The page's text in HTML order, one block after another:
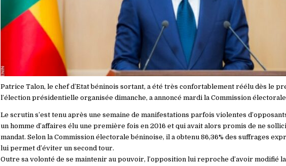
Patrice Talon, le chef d’Etat béninois sortant, a été très confortablement réélu dès le
l’élection présidentielle organisée dimanche, a annoncé mardi la Commission
Le scrutin s’est tenu après une semaine de manifestations parfois violentes
un homme d’affaires élu une première fois en 2016 et qui avait alors promis de ne
mandat. Selon la Commission électorale béninoise, il a obtenu 86,36% des suffrages
lui permet d’éviter un second tour.
Outre sa volonté de se maintenir au pouvoir, l’opposition lui reproche d’avoir modifié